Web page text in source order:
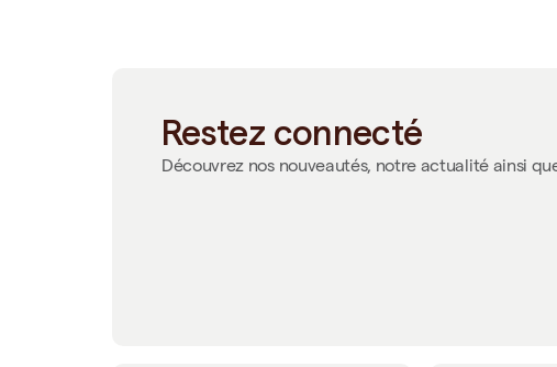
Restez connecté
Découvrez nos nouveautés, notre actualité ainsi